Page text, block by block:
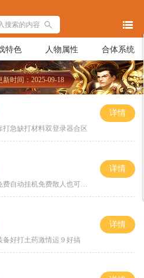
特色 人物属性 合体系统
新时间：2025-09-18
打急缺打材料双登录器合区
详情
自动挂机免费散人也可毕业
详情
备好打土药激情运９好搞
详情